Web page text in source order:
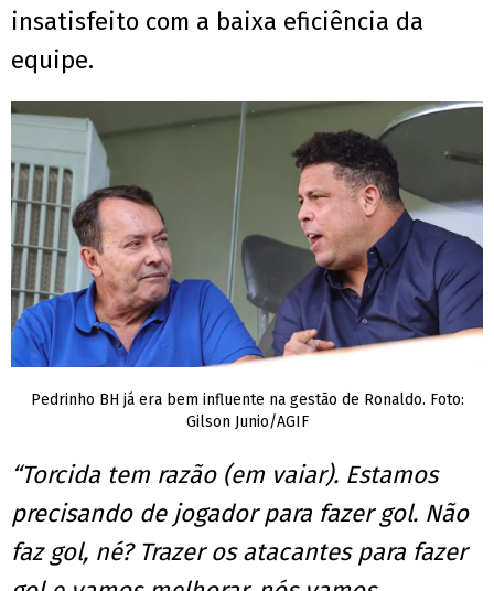
insatisfeito com a baixa eficiência da
equipe.
Pedrinho BH já era bem influente na gestão de Ronaldo. Foto:
Gilson Junio/AGIF
“Torcida tem razão (em vaiar). Estamos
precisando de jogador para fazer gol. Não
faz gol, né? Trazer os atacantes para fazer